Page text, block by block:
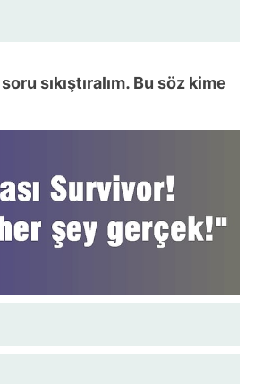
sıkıştıralım. Bu söz kime